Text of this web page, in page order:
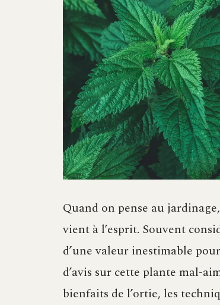
Quand on pense au
vient à l’esprit. Souvent
d’une valeur inestimable
d’avis sur cette plante mal-
bienfaits de l’ortie, les